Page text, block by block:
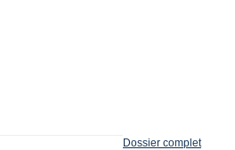
Dossier complet